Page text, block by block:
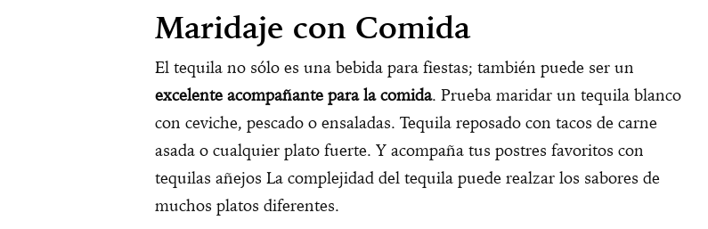
Maridaje con Comida
El tequila no sólo es una bebida para fiestas; también puede ser un
excelente acompañante para la comida. Prueba maridar un tequila blanco
con ceviche, pescado o ensaladas. Tequila reposado con tacos de carne
asada o cualquier plato fuerte. Y acompaña tus postres favoritos con
tequilas añejos La complejidad del tequila puede realzar los sabores de
muchos platos diferentes.